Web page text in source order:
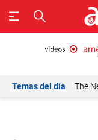
Temas del día The